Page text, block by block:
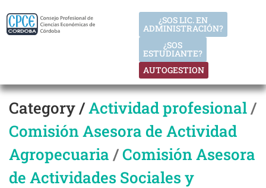
AUTOGESTION
¿SOS
ESTUDIANTE?
¿SOS LIC. EN
ADMINISTRACIÓN?
Category /Actividad profesional/
Comisión Asesora de Actividad
Agropecuaria /Comisión Asesora
de Actividades Sociales y